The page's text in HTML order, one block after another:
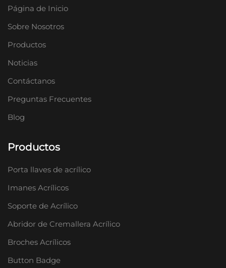
Página de Inicio
Sobre Nosotros
Productos
Noticias
Contáctanos
Preguntas Frecuentes
Blog
Productos
Porta llaves de acrílico
Imanes Acrílicos
Soporte de Acrílico
Abridor de Cremallera Acrílico
Broches Acrílicos
Button Badge